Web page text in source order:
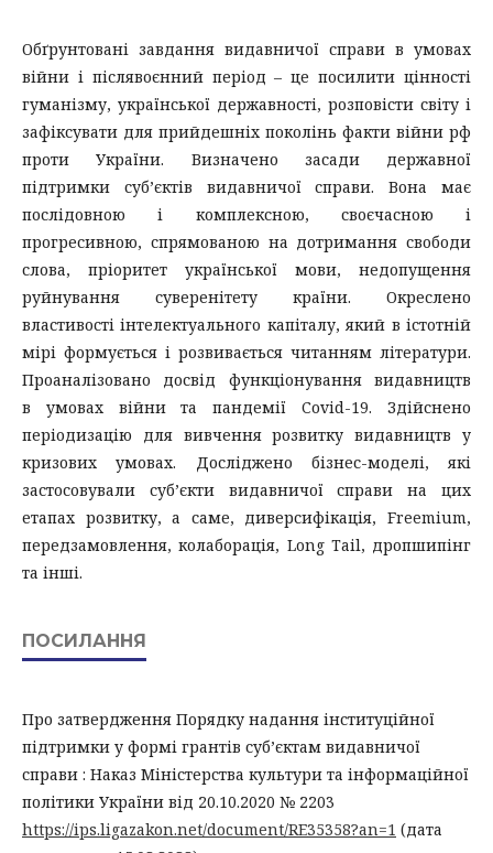
Обґрунтовані завдання видавничої справи в умовах
війни і післявоєнний період – це посилити цінності
гуманізму, української державності, розповісти світу і
зафіксувати для прийдешніх поколінь факти війни рф
проти України. Визначено засади державної
підтримки суб’єктів видавничої справи. Вона має
послідовною і комплексною, своєчасною і
прогресивною, спрямованою на дотримання свободи
слова, пріоритет української мови, недопущення
руйнування суверенітету країни. Окреслено
властивості інтелектуального капіталу, який в істотній
мірі формується і розвивається читанням літератури.
Проаналізовано досвід функціонування видавництв
в умовах війни та пандемії Covid-19. Здійснено
періодизацію для вивчення розвитку видавництв у
кризових умовах. Досліджено бізнес-моделі, які
застосовували суб’єкти видавничої справи на цих
етапах розвитку, а саме, диверсифікація, Freemium,
передзамовлення, колаборація, Long Tail, дропшипінг
та інші.
ПОСИЛАННЯ
Про затвердження Порядку надання інституційної
підтримки у формі грантів суб’єктам видавничої
справи : Наказ Міністерства культури та інформаційної
політики України від 20.10.2020 № 2203
https://ips.ligazakon.net/document/RE35358?an=1 (дата